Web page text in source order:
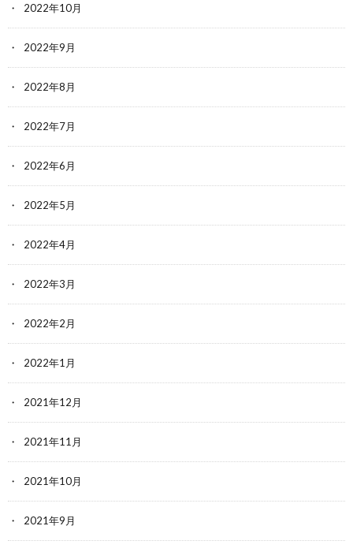
2022年10月
2022年9月
2022年8月
2022年7月
2022年6月
2022年5月
2022年4月
2022年3月
2022年2月
2022年1月
2021年12月
2021年11月
2021年10月
2021年9月